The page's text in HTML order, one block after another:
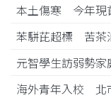
本土傷寒 今年現
苯駢芘超標 苦茶
元智學生訪弱勢
海外青年入校 北